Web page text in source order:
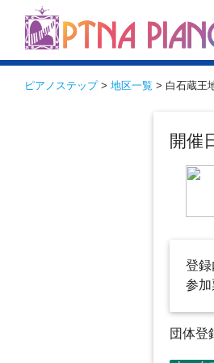
ピアノステップ> 地区一覧 > 白石蔵王
開催
登
参加
団体登